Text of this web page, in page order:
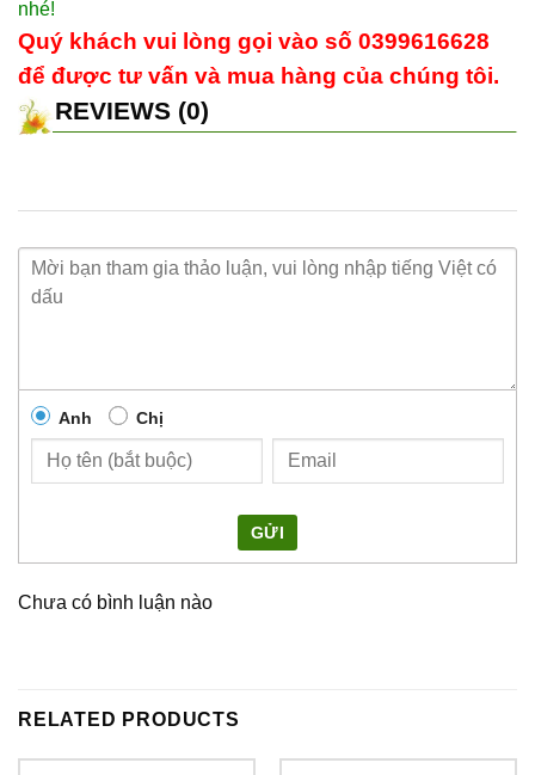
nhé!
Quý khách vui lòng gọi vào số 0399616628
để được tư vấn và mua hàng của chúng tôi.
REVIEWS (0)
Anh Chị
GỬI
Chưa có bình luận nào
RELATED PRODUCTS